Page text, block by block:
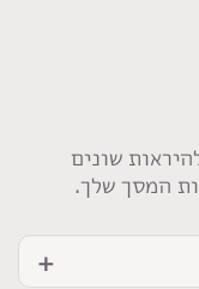
שונים
המסך שלך.